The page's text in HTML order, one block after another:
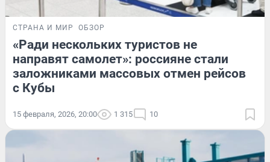
СТРАНА И МИР ОБЗОР
«Ради нескольких туристов не
направят самолет»: россияне стали
заложниками массовых отмен рейсов
с Кубы
15 февраля, 2026, 20:00 1 315 10